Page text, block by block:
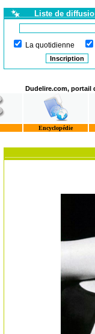
Liste de
La quotidienne
Dudelire.com, portail
Encyclopédie